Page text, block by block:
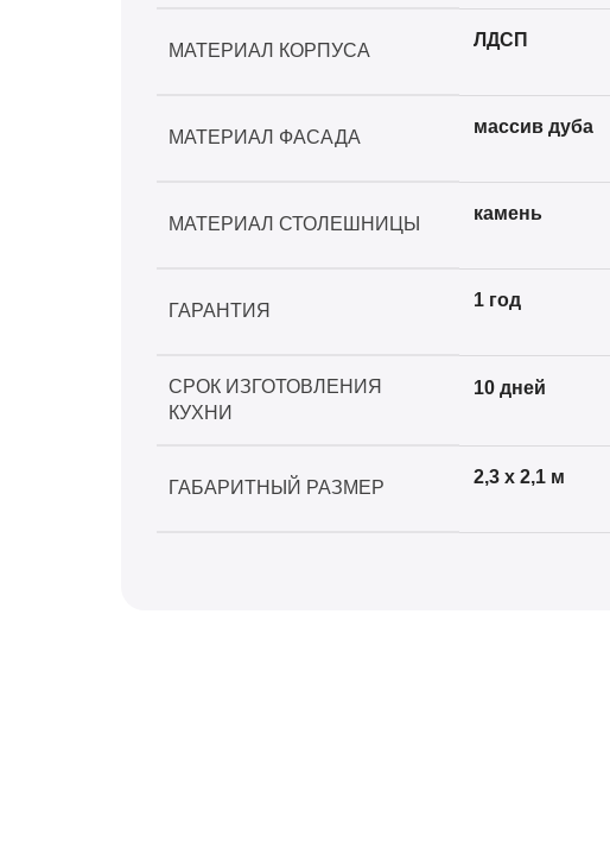
МАТЕРИАЛ КОРПУСА
ЛДСП
МАТЕРИАЛ ФАСАДА
массив дуба
МАТЕРИАЛ СТОЛЕШНИЦЫ
камень
ГАРАНТИЯ
1 год
СРОК ИЗГОТОВЛЕНИЯ
КУХНИ
10 дней
ГАБАРИТНЫЙ РАЗМЕР
2,3 x 2,1 м